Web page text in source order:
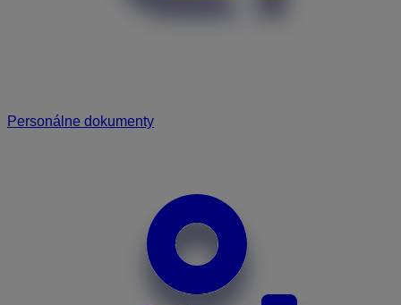
Personálne dokumenty